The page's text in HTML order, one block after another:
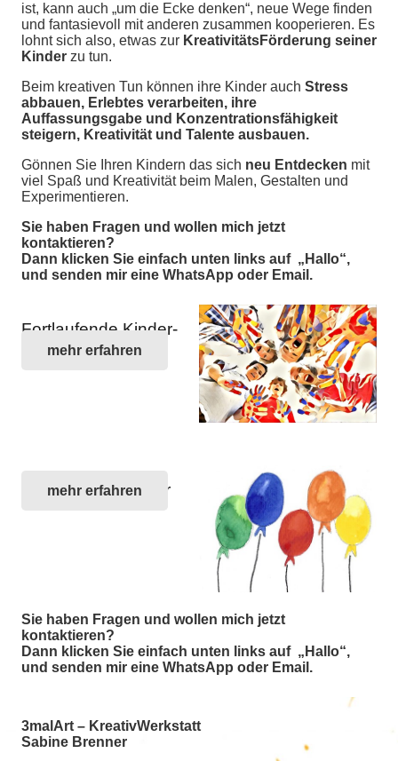
ist, kann auch „um die Ecke denken“, neue Wege finden
und fantasievoll mit anderen zusammen kooperieren. Es
lohnt sich also, etwas zur KreativitätsFörderung seiner
Kinder zu tun.
Beim kreativen Tun können ihre Kinder auch Stress
abbauen, Erlebtes verarbeiten, ihre
Auffassungsgabe und Konzentrationsfähigkeit
steigern, Kreativität und Talente ausbauen.
Gönnen Sie Ihren Kindern das sich neu Entdecken mit
viel Spaß und Kreativität beim Malen, Gestalten und
Experimentieren.
Sie haben Fragen und wollen mich jetzt
kontaktieren?
Dann klicken Sie einfach unten links auf „Hallo“,
und senden mir eine WhatsApp oder Email.
Fortlaufende Kinder-
Kursemehr erfahren
Kinder-Geburtsfeier
mehr erfahren
Sie haben Fragen und wollen mich jetzt
kontaktieren?
Dann klicken Sie einfach unten links auf „Hallo“,
und senden mir eine WhatsApp oder Email.
3malArt – KreativWerkstatt
Sabine Brenner